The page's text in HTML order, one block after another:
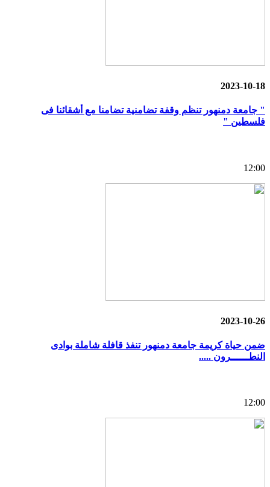
2023-10-18
" جامعة دمنهور تنظم وقفة تضامنية تضامنا مع أشقائنا فى
فلسطين "
12:00
2023-10-26
ضمن حياة كريمة جامعة دمنهور تنفذ قافلة شاملة بوادى
النطــــــرون .....
12:00